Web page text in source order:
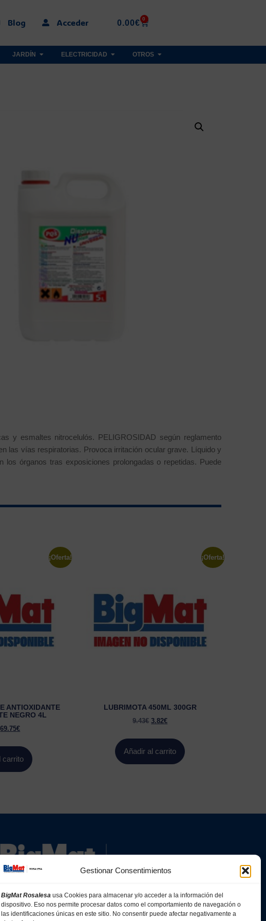
Gestionar Consentimientos
BigMat Rosalesa usa Cookies para almacenar y/o acceder a la información del
dispositivo. Eso nos permite procesar datos como el comportamiento de navegación o
las identificaciones únicas en este sitio. No consentir puede afectar negativamente a
Blog Acceder 0.00€ 0
JARDÍN ELECTRICIDAD OTROS
y esmaltes nitrocelulós. PELIGROSIDAD según reglamento
las vías respiratorias. Provoca irritación ocular grave. Líquido y
órganos tras exposiciones prolongadas o repetidas. Puede
¡Oferta!
ANTIOXIDANTE
NEGRO 4L
69.75€
carrito
¡Oferta!
LUBRIMOTA 450ML 300GR
9.43€ 3.82€
Añadir al carrito